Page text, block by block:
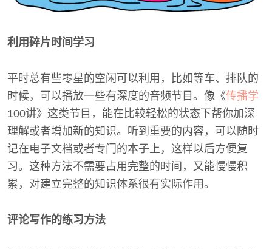
利用碎片时间学习
平时总有些零星的空闲可以利用，比如等车、排队的
时候，可以播放一些有深度的音频节目。像《传播学
100讲》这类节目，能在比较轻松的状态下帮你加深
理解或者增加新的知识。听到重要的内容，可以随时
记在电子文档或者专门的本子上，这样以后方便复
习。这种方法不需要占用完整的时间，又能慢慢积
累，对建立完整的知识体系很有实际作用。
评论写作的练习方法